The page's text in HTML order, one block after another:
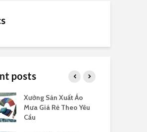
posts
Xưởng Sản Xuất Áo
Mưa Giá Rẻ Theo Yêu
Cầu